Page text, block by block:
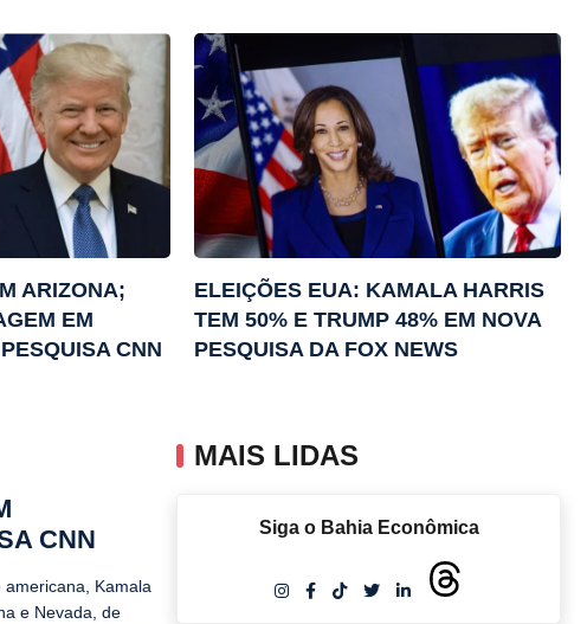
ARIZONA;
EM
CNN
ELEIÇÕES EUA: KAMALA HARRIS
TEM 50% E TRUMP 48% EM NOVA
PESQUISA DA FOX NEWS
CNN
Kamala
e Nevada, de
MAIS LIDAS
Siga o Bahia Econômica